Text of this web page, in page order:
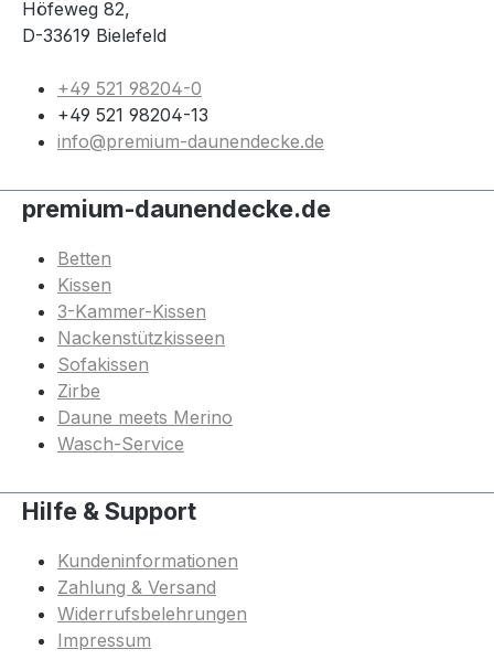
Höfeweg 82,
D-33619 Bielefeld
+49 521 98204-0
+49 521 98204-13
info@premium-daunendecke.de
premium-daunendecke.de
Betten
Kissen
3-Kammer-Kissen
Nackenstützkisseen
Sofakissen
Zirbe
Daune meets Merino
Wasch-Service
Hilfe & Support
Kundeninformationen
Zahlung & Versand
Widerrufsbelehrungen
Impressum